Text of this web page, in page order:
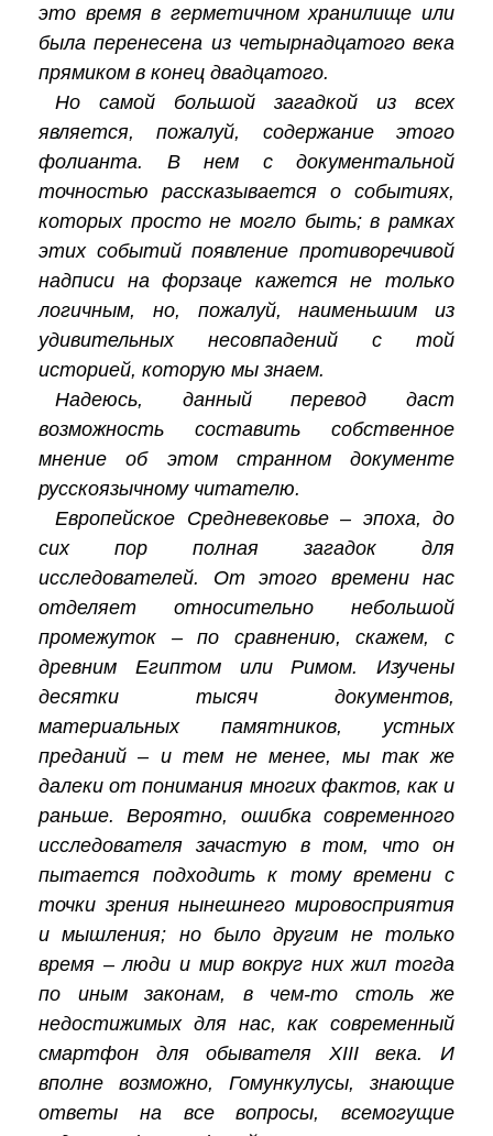
это время в герметичном хранилище или
была перенесена из четырнадцатого века
прямиком в конец двадцатого.
Но самой большой загадкой из всех
является, пожалуй, содержание этого
фолианта. В нем с документальной
точностью рассказывается о событиях,
которых просто не могло быть; в рамках
этих событий появление противоречивой
надписи на форзаце кажется не только
логичным, но, пожалуй, наименьшим из
удивительных несовпадений с той
историей, которую мы знаем.
Надеюсь, данный перевод даст
возможность составить собственное
мнение об этом странном документе
русскоязычному читателю.
Европейское Средневековье – эпоха, до
сих пор полная загадок для
исследователей. От этого времени нас
отделяет относительно небольшой
промежуток – по сравнению, скажем, с
древним Египтом или Римом. Изучены
десятки тысяч документов,
материальных памятников, устных
преданий – и тем не менее, мы так же
далеки от понимания многих фактов, как и
раньше. Вероятно, ошибка современного
исследователя зачастую в том, что он
пытается подходить к тому времени с
точки зрения нынешнего мировосприятия
и мышления; но было другим не только
время – люди и мир вокруг них жил тогда
по иным законам, в чем-то столь же
недостижимых для нас, как современный
смартфон для обывателя XIII века. И
вполне возможно, Гомункулусы, знающие
ответы на все вопросы, всемогущие